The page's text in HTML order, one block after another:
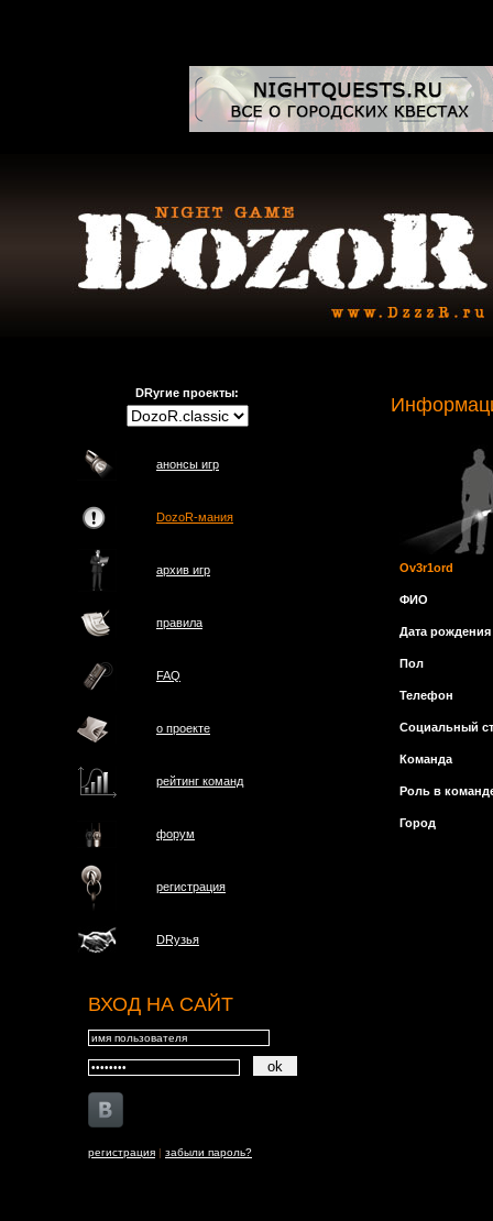
DRугие проекты:
анонсы игр
DozoR-мания
архив игр
правила
FAQ
о проектe
рейтинг команд
форум
регистрация
DRузья
ВХОД НА САЙТ
регистрация | забыли пароль?
Ov3r1ord
ФИО
Дата рождения
Пол
Телефон
Социальный
Команда
Роль в
Город